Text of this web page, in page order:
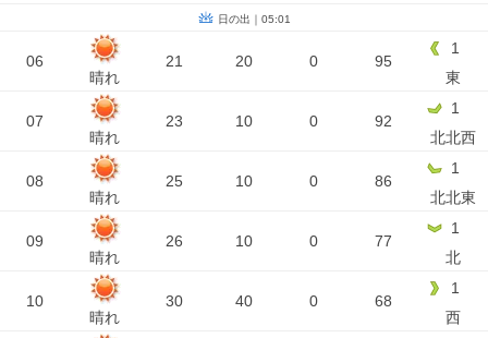
日の出｜05:01
06
晴れ
21 20 0 95
1
東
07
晴れ
23 10 0 92
1
北北西
08
晴れ
25 10 0 86
1
北北東
09
晴れ
26 10 0 77
1
北
10
晴れ
30 40 0 68
1
西